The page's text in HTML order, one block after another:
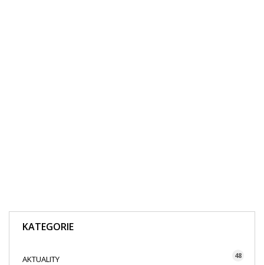
KATEGORIE
AKTUALITY 48